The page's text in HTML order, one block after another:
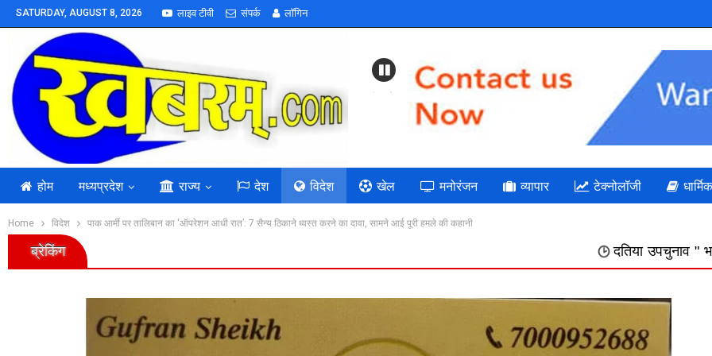
SATURDAY, AUGUST 8, 2026 लाइव टीवी संपर्क लॉगिन
Previous
होम मध्यप्रदेश राज्य देश विदेश खेल मनोरंजन व्यापार टेक्नोलॉजी धार्मिक
Home विदेश पाक आर्मी पर तालिबान का ‘ऑपरेशन आधी रात’: 7 सैन्य ठिकाने ध्वस्त करने का दावा, सामने आई पूरी हमले की कहानी
ब्रेकिंग दतिया उपचुनाव " भाजपा: गलत निर्णयों